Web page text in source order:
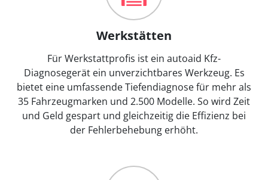
Werkstätten
Für Werkstattprofis ist ein autoaid Kfz-
Diagnosegerät ein unverzichtbares Werkzeug. Es
bietet eine umfassende Tiefendiagnose für mehr als
35 Fahrzeugmarken und 2.500 Modelle. So wird Zeit
und Geld gespart und gleichzeitig die Effizienz bei
der Fehlerbehebung erhöht.